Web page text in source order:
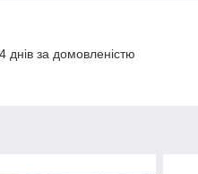
за домовленістю